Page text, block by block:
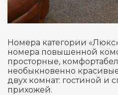
Номера категории
номера повышенной
просторные,
необыкновенно
двух комнат: гостиной и
прихожей.